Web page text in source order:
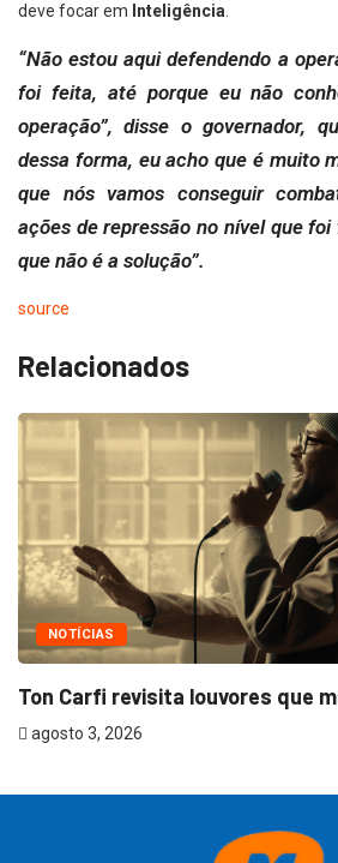
deve focar em Inteligência
“Não estou aqui defendendo a
foi feita, até porque eu não
operação”, disse o governador,
dessa forma, eu acho que é muito
que nós vamos conseguir
ações de repressão no nível que
que não é a solução”.
source
Relacionados
NOTÍCIAS
Ton Carfi revisita louvores que
agosto 3, 2026